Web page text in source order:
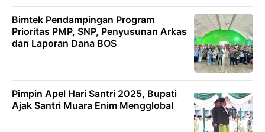
Bimtek Pendampingan Program
Prioritas PMP, SNP, Penyusunan Arkas
dan Laporan Dana BOS
Pimpin Apel Hari Santri 2025, Bupati
Ajak Santri Muara Enim Mengglobal